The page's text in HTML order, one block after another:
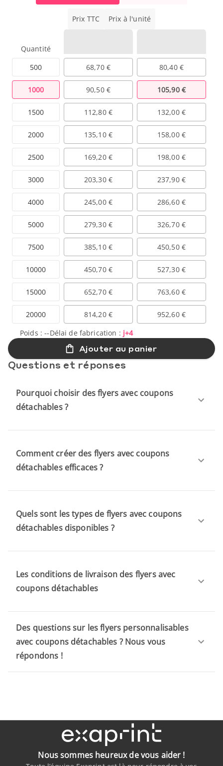
Prix TTC Prix à l'unité
Quantité
500
1000
1500
2000
2500
3000
4000
5000
7500
10000
15000
20000
68,70 € 80,40 €
90,50 € 105,90 €
112,80 € 132,00 €
135,10 € 158,00 €
169,20 € 198,00 €
203,30 € 237,90 €
245,00 € 286,60 €
279,30 € 326,70 €
385,10 € 450,50 €
450,70 € 527,30 €
652,70 € 763,60 €
814,20 €
952,60 €
Poids :--Délai de fabrication : j+4
Ajouter au panier
Questions et réponses
Pourquoi choisir des flyers avec coupons
détachables ?
Comment créer des flyers avec coupons
détachables efficaces ?
Quels sont les types de flyers avec coupons
détachables disponibles ?
Les conditions de livraison des flyers avec
coupons détachables
Des questions sur les flyers personnalisables
avec coupons détachables ? Nous vous
répondons !
Nous sommes heureux de vous aider !